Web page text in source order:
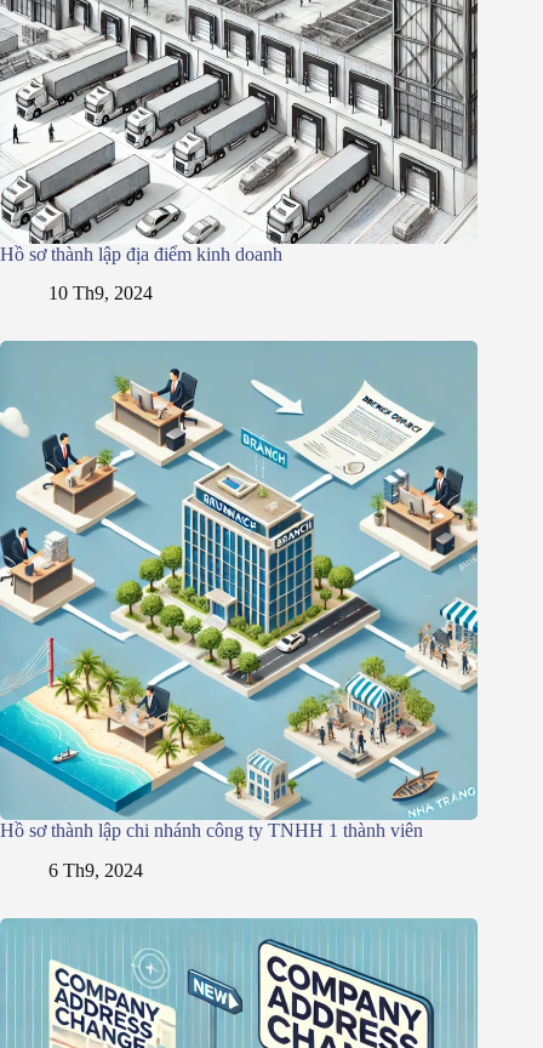
Hồ sơ thành lập địa điểm kinh doanh
10 Th9, 2024
Hồ sơ thành lập chi nhánh công ty TNHH 1 thành viên
6 Th9, 2024